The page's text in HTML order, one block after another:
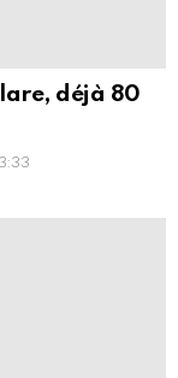
déjà 80